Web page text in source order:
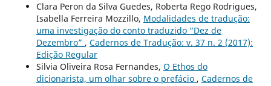
Clara Peron da Silva Guedes, Roberta Rego Rodrigues,
Isabella Ferreira Mozzillo, Modalidades de tradução:
uma investigação do conto traduzido “Dez de
Dezembro” , Cadernos de Tradução: v. 37 n. 2 (2017):
Edição Regular
Silvia Oliveira Rosa Fernandes, O Ethos do
dicionarista, um olhar sobre o prefácio , Cadernos de